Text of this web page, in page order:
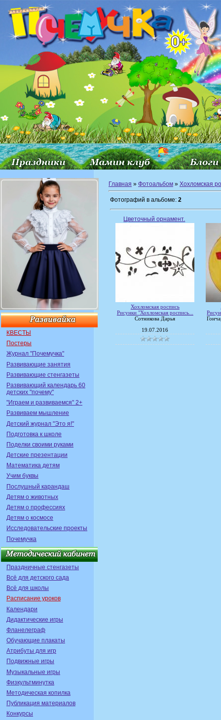
КВЕСТЫ
Постеры
Журнал "Почемучка"
Развивающие занятия
Развивающие стенгазеты
Развивающий календарь 60
детских "почему"
"Играем и развиваемся" 2+
Развиваем мышление
Детский журнал "Это я!"
Подготовка к школе
Поделки своими руками
Детские презентации
Математика детям
Учим буквы
Послушный карандаш
Детям о животных
Детям о профессиях
Детям о космосе
Исследовательские проекты
Почемучка
Праздничные стенгазеты
Всё для детского сада
Всё для школы
Расписание уроков
Календари
Дидактические игры
Фланелеграф
Обучающие плакаты
Атрибуты для игр
Подвижные игры
Музыкальные игры
Физкультминутка
Методическая копилка
Публикация материалов
Конкурсы
Главная » Фотоальбом » Хохломская
Фотографий в альбоме: 2
Цветочный орнамент.
Хохломская роспись
Рисунки "Хохломская роспись...
Сотникова Дарья
19.07.2016